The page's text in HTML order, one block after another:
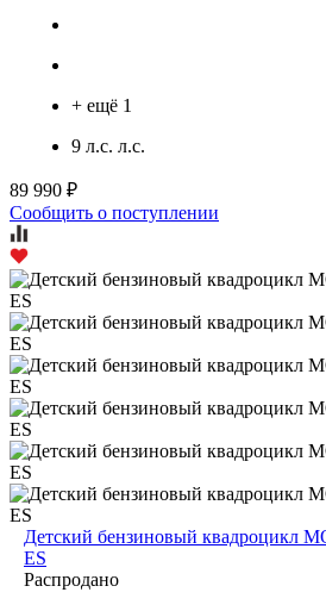
+ ещё 1
9 л.с. л.с.
89 990 ₽
Сообщить о поступлении
Детский бензиновый квадроцикл
ES
Распродано